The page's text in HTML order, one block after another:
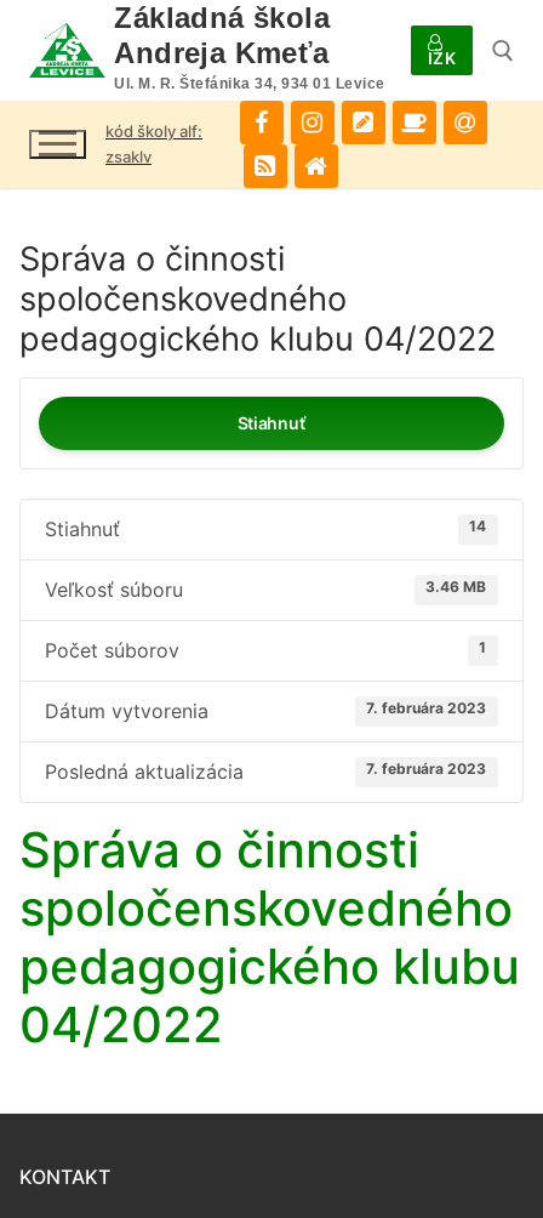
obsah
Základná škola
Andreja Kmeťa
Ul. M. R. Štefánika 34, 934 01 Levice
IŽK
Hľadať:
kód školy alf:
zsaklv
Správa o činnosti
spoločenskovedného
pedagogického klubu 04/2022
Stiahnuť
Stiahnuť 14
Veľkosť súboru 3.46 MB
Počet súborov 1
Dátum vytvorenia 7. februára 2023
Posledná aktualizácia 7. februára 2023
Správa o činnosti
spoločenskovedného
pedagogického klubu
04/2022
KONTAKT